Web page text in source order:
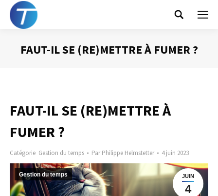
Search:
FAUT-IL SE (RE)METTRE À FUMER ?
FAUT-IL SE (RE)METTRE À
FUMER ?
Catégorie Gestion du temps ParPhilippe Helmstetter 4 juin 2023
JUIN
4
Gestion du temps